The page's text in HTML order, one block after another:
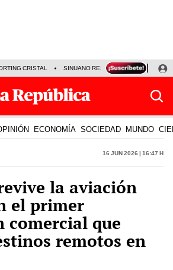
CRISTAL SINUANO RESULTADOS HOY
ECONOMÍA SOCIEDAD MUNDO
16 Jun 2026 | 16:47 h
la aviación
el primer
comercial que
remotos en